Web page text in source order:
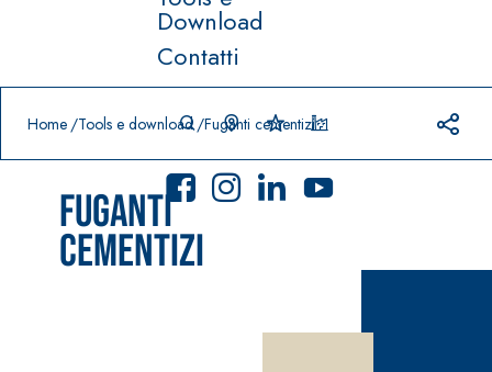
Download
Contatti
Home Tools e download Fuganti cementizi
Fuganti
cementizi
Prodotti in primo piano